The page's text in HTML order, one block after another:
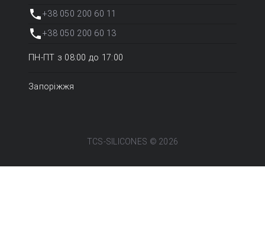
+38 050 200 60 11
+38 050 200 60 13
ПН-ПТ з 08:00 до 17:00
Запоріжжя
TCS-SILICONES © 2026